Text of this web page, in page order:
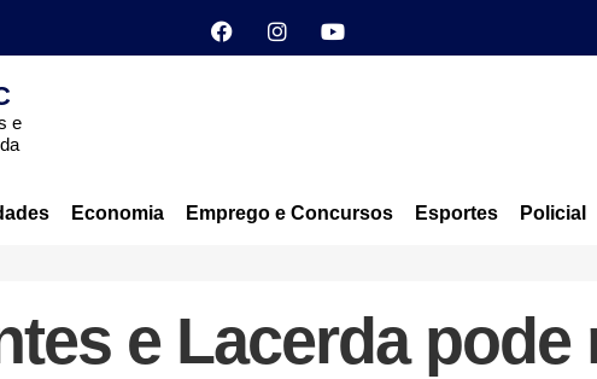
e
Economia Emprego e Concursos Esportes Policial
e Lacerda pode